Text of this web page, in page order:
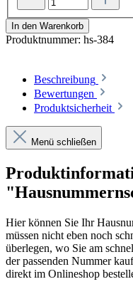
In den Warenkorb
Produktnummer: hs-384
Beschreibung
Bewertungen
Produktsicherheit
Menü schließen
Hier können Sie Ihr
müssen nicht eben noch
überlegen, wo Sie am
der passenden Nummer
direkt im Onlineshop